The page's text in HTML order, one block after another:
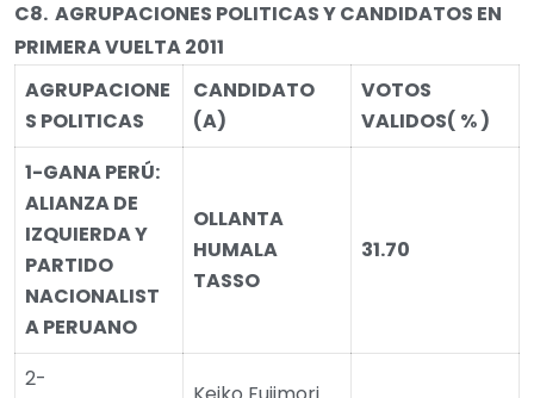
C8. AGRUPACIONES POLITICAS Y CANDIDATOS EN
PRIMERA VUELTA 2011
AGRUPACIONE
S POLITICAS
CANDIDATO
(A)
VOTOS
VALIDOS( % )
1-GANA PERÚ:
ALIANZA DE
IZQUIERDA Y
PARTIDO
NACIONALIST
A PERUANO
OLLANTA
HUMALA
TASSO
31.70
2-